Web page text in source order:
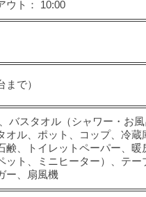
ウト： 10:00
まで）
バスタオル（シャワー・お風
オル、ポット、コップ、冷蔵
鹸、トイレットペーパー、暖
ット、ミニヒーター）、テー
ー、扇風機